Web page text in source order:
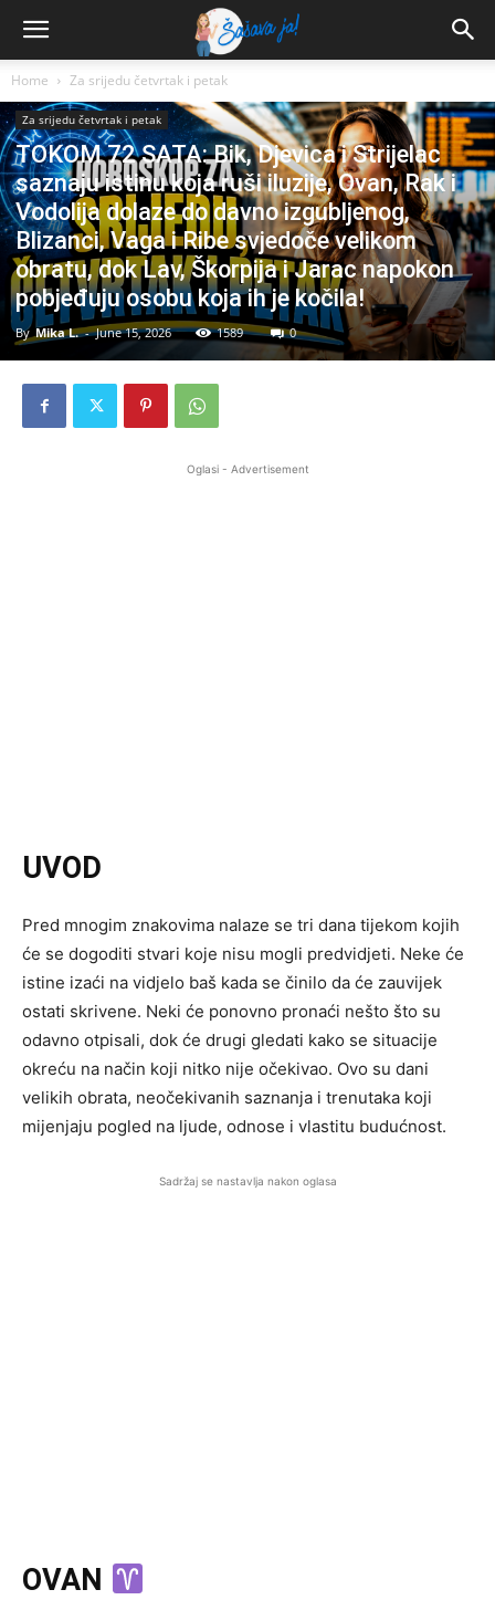
Home Za srijedu četvrtak i petak
Za srijedu četvrtak i petak
TOKOM 72 SATA: Bik, Djevica i Strijelac
saznaju istinu koja ruši iluzije, Ovan, Rak i
Vodolija dolaze do davno izgubljenog,
Blizanci, Vaga i Ribe svjedoče velikom
obratu, dok Lav, Škorpija i Jarac napokon
pobjeđuju osobu koja ih je kočila!
By Mika L. - June 15, 2026 1589 0
Oglasi - Advertisement
UVOD
Pred mnogim znakovima nalaze se tri dana tijekom kojih
će se dogoditi stvari koje nisu mogli predvidjeti. Neke će
istine izaći na vidjelo baš kada se činilo da će zauvijek
ostati skrivene. Neki će ponovno pronaći nešto što su
odavno otpisali, dok će drugi gledati kako se situacije
okreću na način koji nitko nije očekivao. Ovo su dani
velikih obrata, neočekivanih saznanja i trenutaka koji
mijenjaju pogled na ljude, odnose i vlastitu budućnost.
Sadržaj se nastavlja nakon oglasa
OVAN